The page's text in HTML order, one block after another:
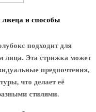
и способы
подходит для
лица. Эта стрижка может
предпочтения,
что делает её
стилями.